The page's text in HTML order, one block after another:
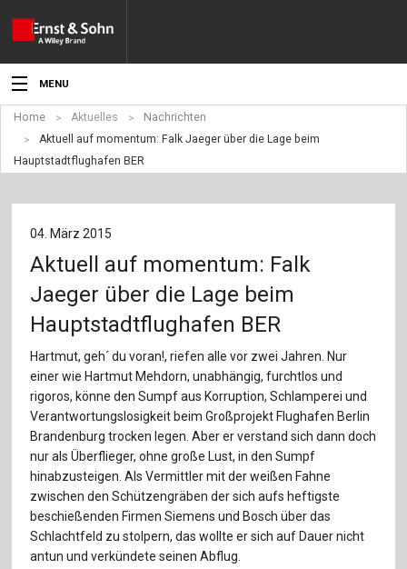
MENU
Aktuelles
Veranstaltungen
Angebote
Produkte
Werben
Service
Für Autor:innen
Verlag
Sprache / Language: DE Sprache / Language: EN
Home Aktuelles
Nachrichten
Aktuell auf momentum: Falk Jaeger über die Lage beim
Hauptstadtflughafen BER
04. März 2015
Aktuell auf momentum: Falk
Jaeger über die Lage beim
Hauptstadtflughafen BER
Hartmut, geh´ du voran!, riefen alle vor zwei Jahren. Nur
einer wie Hartmut Mehdorn, unabhängig, furchtlos und
rigoros, könne den Sumpf aus Korruption, Schlamperei und
Verantwortungslosigkeit beim Großprojekt Flughafen Berlin
Brandenburg trocken legen. Aber er verstand sich dann doch
nur als Überflieger, ohne große Lust, in den Sumpf
hinabzusteigen. Als Vermittler mit der weißen Fahne
zwischen den Schützengräben der sich aufs heftigste
beschießenden Firmen Siemens und Bosch über das
Schlachtfeld zu stolpern, das wollte er sich auf Dauer nicht
antun und verkündete seinen Abflug.